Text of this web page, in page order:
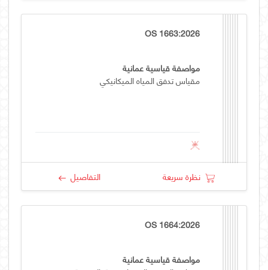
OS 1663:2026
مواصفة قياسية عمانية
مقياس تدفق المياه الميكانيكي
نظرة سريعة التفاصيل
OS 1664:2026
مواصفة قياسية عمانية